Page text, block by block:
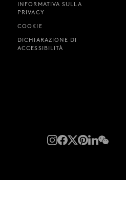
INFORMATIVA SULLA
PRIVACY
COOKIE
DICHIARAZIONE DI
ACCESSIBILITÀ